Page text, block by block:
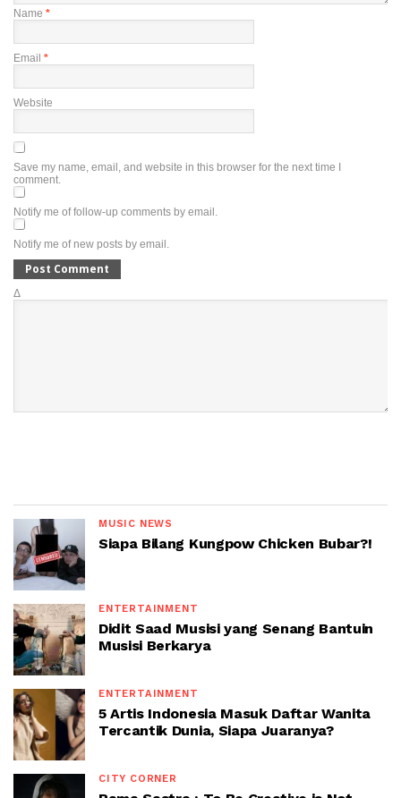
Name *
Email *
Website
Save my name, email, and website in this browser for the next time I
comment.
Notify me of follow-up comments by email.
Notify me of new posts by email.
Δ
MUSIC NEWS
Siapa Bilang Kungpow Chicken Bubar?!
ENTERTAINMENT
Didit Saad Musisi yang Senang Bantuin
Musisi Berkarya
ENTERTAINMENT
5 Artis Indonesia Masuk Daftar Wanita
Tercantik Dunia, Siapa Juaranya?
CITY CORNER